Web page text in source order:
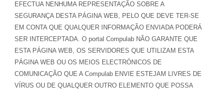
EFECTUA NENHUMA REPRESENTAÇÃO SOBRE A
SEGURANÇA DESTA PÁGINA WEB, PELO QUE DEVE TER-SE
EM CONTA QUE QUALQUER INFORMAÇÃO ENVIADA PODERÁ
SER INTERCEPTADA. O portal Compulab NÃO GARANTE QUE
ESTA PÁGINA WEB, OS SERVIDORES QUE UTILIZAM ESTA
PÁGINA WEB OU OS MEIOS ELECTRÓNICOS DE
COMUNICAÇÃO QUE A Compulab ENVIE ESTEJAM LIVRES DE
VÍRUS OU DE QUALQUER OUTRO ELEMENTO QUE POSSA